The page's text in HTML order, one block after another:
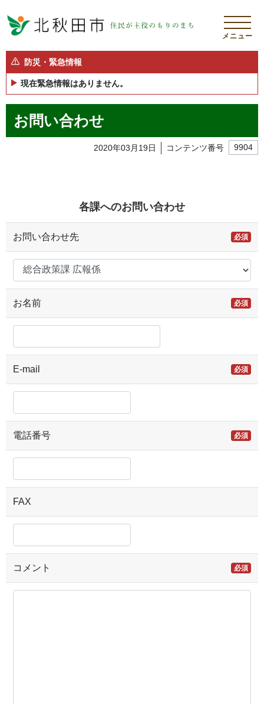
メニュー
防災・緊急情報
現在緊急情報はありません。
お問い合わせ
2020年03月19日 コンテンツ番号 9904
各課へのお問い合わせ
お問い合わせ先 必須
お名前 必須
E-mail 必須
電話番号 必須
FAX
コメント 必須